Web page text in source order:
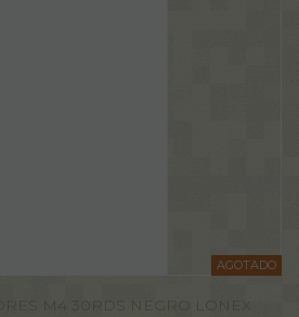
AGOTADO
M4 30RDS NEGRO LONEX